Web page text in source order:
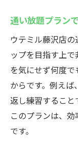
通い放題プラン
ウテミル藤沢店
ップを目指す上
を気にせず何度
からです。例え
返し練習すること
このプランは、
です。